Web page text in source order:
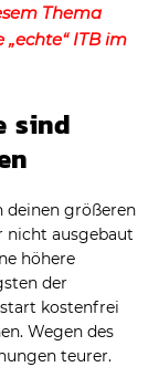
Thema
ITB im
sind
deinen größeren
nicht ausgebaut
höhere
der
kostenfrei
Wegen des
teurer.